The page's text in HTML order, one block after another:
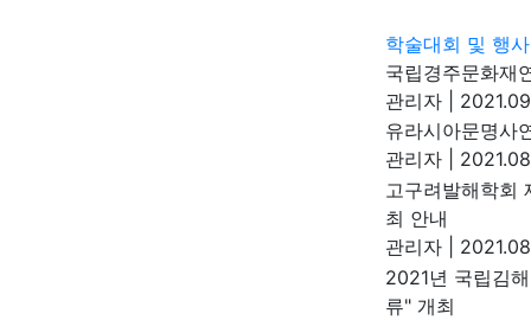
학술대회 및 행사
국립경주문화재
관리자
유라시아문명사
관리자
고구려발해학회
최 안내
관리자
2021년 국립김
류" 개최